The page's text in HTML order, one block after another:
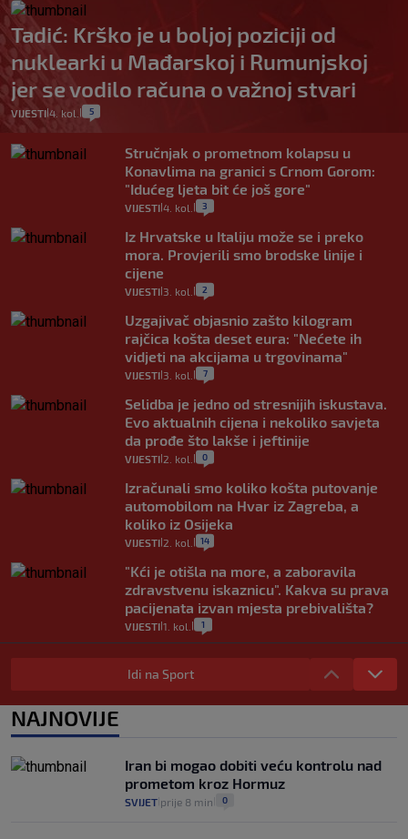
Tadić: Krško je u boljoj poziciji od
nuklearki u Mađarskoj i Rumunjskoj
jer se vodilo računa o važnoj stvari
VIJESTI|4. kol. 5
Stručnjak o prometnom kolapsu u
Konavlima na granici s Crnom Gorom:
"Idućeg ljeta bit će još gore"
VIJESTI 4. kol. 3
Iz Hrvatske u Italiju može se i preko
mora. Provjerili smo brodske linije i
cijene
VIJESTI 3. kol. 2
Uzgajivač objasnio zašto kilogram
rajčica košta deset eura: "Nećete ih
vidjeti na akcijama u trgovinama"
VIJESTI 3. kol. 7
Selidba je jedno od stresnijih iskustava.
Evo aktualnih cijena i nekoliko savjeta
da prođe što lakše i jeftinije
VIJESTI 2. kol. 0
Izračunali smo koliko košta putovanje
automobilom na Hvar iz Zagreba, a
koliko iz Osijeka
VIJESTI 2. kol. 14
"Kći je otišla na more, a zaboravila
zdravstvenu iskaznicu". Kakva su prava
pacijenata izvan mjesta prebivališta?
VIJESTI 1. kol. 1
Provjerili smo "što ćemo onda" ako
Plenković na 15 dana ukine mjere: "Ne bi
se dogodilo ništa. Vlada se zaljubila u te
intervencije"
Analitičar o Mostu: Oni su u yin-yang
poziciji i imaju drugog najpoznatijeg
bravara u povijesti Hrvatske
| 30. srp. 16
Idi na Sport
NAJNOVIJE
Iran bi mogao dobiti veću kontrolu nad
prometom kroz Hormuz
SVIJET prije 8 min 0